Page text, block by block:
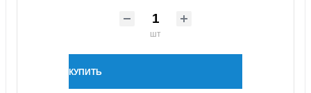
шт
КУПИТЬ